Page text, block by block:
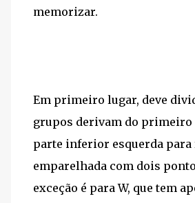
memorizar.
Em primeiro lugar, deve
grupos derivam do primeiro
parte inferior esquerda para
emparelhada com dois
exceção é para W, que tem